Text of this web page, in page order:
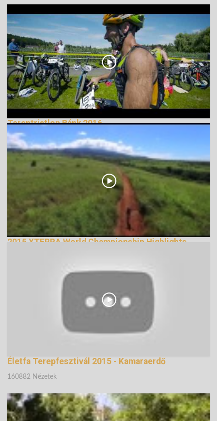
Tereptriatlon Bánk 2016
179743 Nézetek
2015 XTERRA World Championship Highlights
Életfa Terepfesztivál 2015 - Kamaraerdő
160882 Nézetek